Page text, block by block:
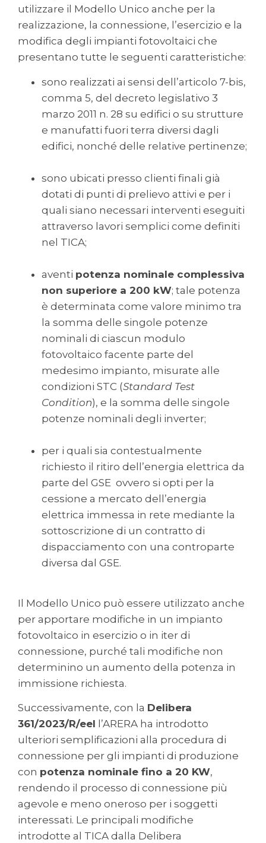
utilizzare il Modello Unico anche per la
realizzazione, la connessione, l’esercizio e la
modifica degli impianti fotovoltaici che
presentano tutte le seguenti caratteristiche:
sono realizzati ai sensi dell’articolo 7-bis,
comma 5, del decreto legislativo 3
marzo 2011 n. 28 su edifici o su strutture
e manufatti fuori terra diversi dagli
edifici, nonché delle relative pertinenze;
sono ubicati presso clienti finali già
dotati di punti di prelievo attivi e per i
quali siano necessari interventi eseguiti
attraverso lavori semplici come definiti
nel TICA;
aventi potenza nominale complessiva
non superiore a 200 kW; tale potenza
è determinata come valore minimo tra
la somma delle singole potenze
nominali di ciascun modulo
fotovoltaico facente parte del
medesimo impianto, misurate alle
condizioni STC (Standard Test
Condition), e la somma delle singole
potenze nominali degli inverter;
per i quali sia contestualmente
richiesto il ritiro dell’energia elettrica da
parte del GSE ovvero si opti per la
cessione a mercato dell’energia
elettrica immessa in rete mediante la
sottoscrizione di un contratto di
dispacciamento con una controparte
diversa dal GSE.
Il Modello Unico può essere utilizzato anche
per apportare modifiche in un impianto
fotovoltaico in esercizio o in iter di
connessione, purché tali modifiche non
determinino un aumento della potenza in
immissione richiesta.
Successivamente, con la Delibera
361/2023/R/eel l’ARERA ha introdotto
ulteriori semplificazioni alla procedura di
connessione per gli impianti di produzione
con potenza nominale fino a 20 KW,
rendendo il processo di connessione più
agevole e meno oneroso per i soggetti
interessati. Le principali modifiche
introdotte al TICA dalla Delibera